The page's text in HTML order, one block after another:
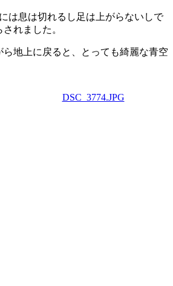
は息は切れるし足は上がらないしで
れました。
地上に戻ると、とっても綺麗な青空